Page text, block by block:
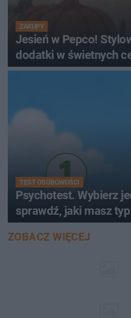
ZAKUPY
Jesień w Pepco!
dodatki w świetnych
TEST OSOBOWOŚCI
Psychotest. Wybierz
sprawdź, jaki masz
ZOBACZ WIĘCEJ